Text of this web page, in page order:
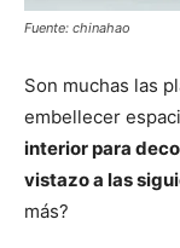
Fuente: chinahao
Son muchas las
embellecer
interior para
vistazo a las
más?